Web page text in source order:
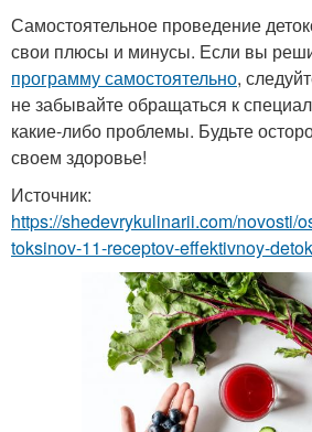
Самостоятельное проведение
свои плюсы и минусы. Если вы
программу самостоятельно,
не забывайте обращаться к
какие-либо проблемы. Будьте
своем здоровье!
Источник:
https://shedevrykulinarii.com/novosti/
toksinov-11-receptov-effektivnoy-